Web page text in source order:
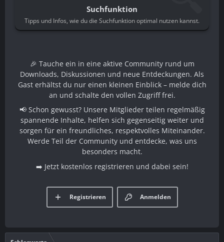
Suchfunktion
Tipps und Infos, wie du die Suchfunktion optimal nutzen kannst.
🎉 Tauche ein in eine aktive Community rund um
Downloads, Diskussionen und neue Entdeckungen. Als
Gast erhältst du nur einen kleinen Einblick – melde dich
an und schalte den vollen Zugriff frei.
📢 Schon gewusst? Unsere Mitglieder teilen regelmäßig
spannende Inhalte, helfen sich gegenseitig weiter und
sorgen für ein freundliches, respektvolles Miteinander.
Werde Teil der Community und entdecke, was uns
besonders macht.
➡️ Jetzt kostenlos registrieren und dabei sein!
Anmelden
Registrieren